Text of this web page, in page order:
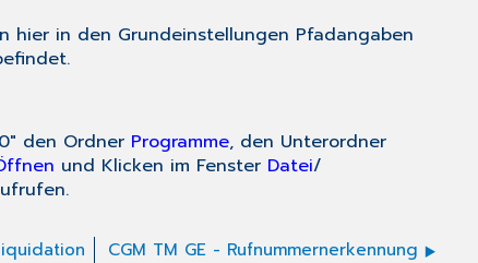
hier in den Grundeinstellungen Pfadangaben
den Ordner Programme, den Unterordner
und Klicken im Fenster Datei/
CGM TM GE - Rufnummernerkennung